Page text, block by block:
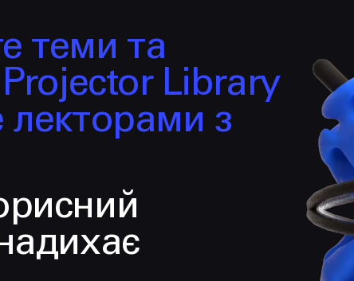
теми та
Library
лекторами з